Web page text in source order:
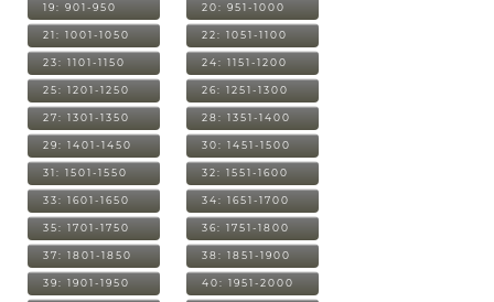
19: 901-950 20: 951-1000
21: 1001-1050 22: 1051-1100
23: 1101-1150 24: 1151-1200
25: 1201-1250 26: 1251-1300
27: 1301-1350 28: 1351-1400
29: 1401-1450 30: 1451-1500
31: 1501-1550 32: 1551-1600
33: 1601-1650 34: 1651-1700
35: 1701-1750 36: 1751-1800
37: 1801-1850 38: 1851-1900
39: 1901-1950 40: 1951-2000